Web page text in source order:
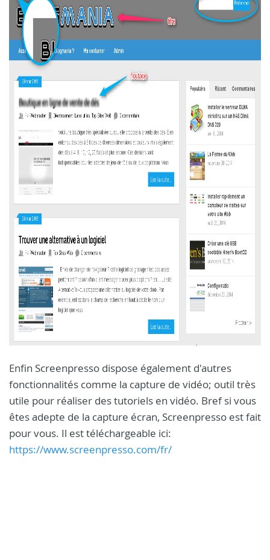
Enfin Screenpresso dispose également d'autres
fonctionnalités comme la capture de vidéo; outil très
utile pour réaliser des tutoriels en vidéo. Bref si vous
êtes adepte de la capture écran, Screenpresso est fait
pour vous. Il est téléchargeable ici:
https://www.screenpresso.com/fr/